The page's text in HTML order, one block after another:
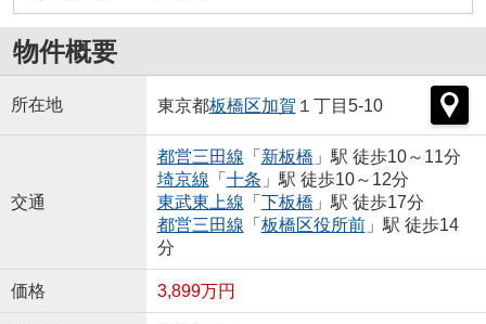
物件概要
所在地 東京都板橋区加賀 １丁目5-10
交通
都営三田線 「 新板橋 」駅 徒歩10～11分
埼京線 「 十条 」駅 徒歩10～12分
東武東上線 「 下板橋 」駅 徒歩17分
都営三田線 「 板橋区役所前」駅 徒歩14
分
価格 3,899万円